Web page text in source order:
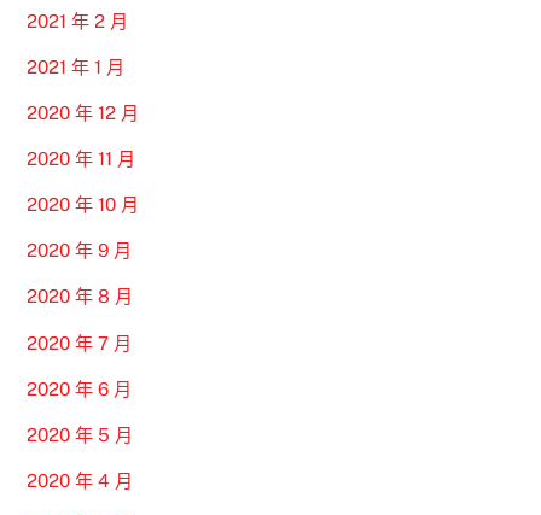
2021 年 2 月
2021 年 1 月
2020 年 12 月
2020 年 11 月
2020 年 10 月
2020 年 9 月
2020 年 8 月
2020 年 7 月
2020 年 6 月
2020 年 5 月
2020 年 4 月